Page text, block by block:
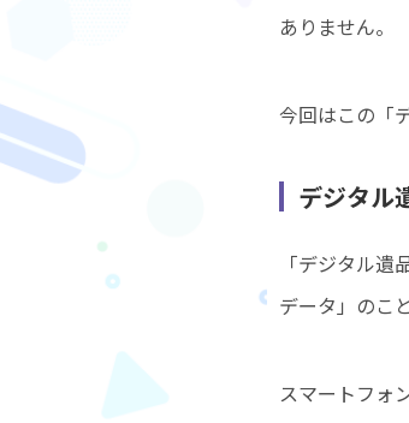
ありません。
今回はこの「
デジタル
「デジタル
データ」のこ
スマートフォ